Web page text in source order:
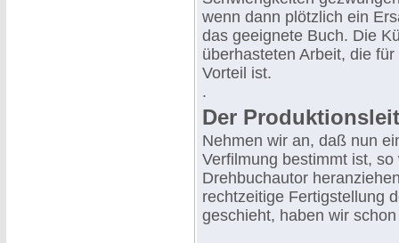
wenn dann plötzlich ein
das geeignete Buch. Die
überhasteten Arbeit, die
Vorteil ist.
.
Der
Nehmen wir an, daß nun
Verfilmung bestimmt ist,
Drehbuchautor
rechtzeitige Fertigstellung
geschieht, haben wir